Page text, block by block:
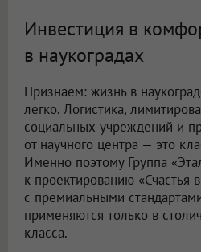
Инвестиция в
в наукоградах
Признаем: жизнь в
легко. Логистика,
социальных учреждений и
от научного центра — это
Именно поэтому Группа
к проектированию «Счастья
с премиальными
применяются только в
класса.